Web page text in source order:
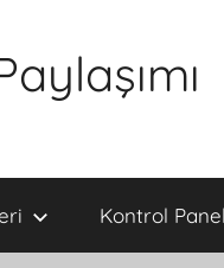
Kontrol